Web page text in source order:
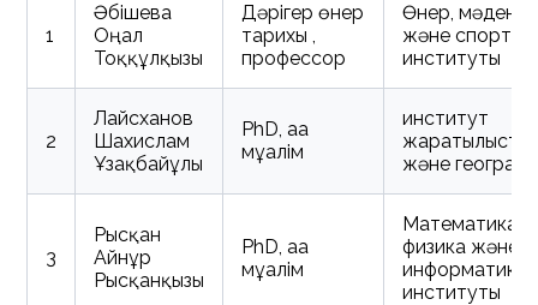
1
Әбішева
Оңал
Тоққұлқызы
Дәрігер өнер
тарихы ,
профессор
Өнер,
және спорт
институты
2
Лайсханов
Шахислам
Ұзақбайұлы
PhD, аға
мұғалім
институт
және
3
Рысқан
Айнұр
Рысқанқызы
PhD, аға
мұғалім
Математика,
физика және
информатика
институты